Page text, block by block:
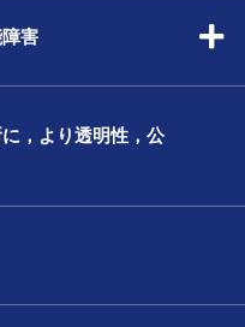
害
，より透明性，公